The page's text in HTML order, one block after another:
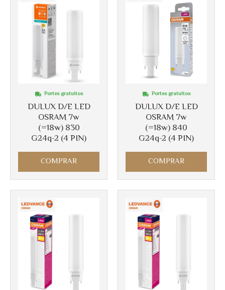
DULUX D/E LED
OSRAM 7w
(=18w) 830
G24q-2 (4 PIN)
Portes gratuitos
COMPRAR
DULUX D/E LED
OSRAM 7w
(=18w) 840
G24q-2 (4 PIN)
Portes gratuitos
COMPRAR